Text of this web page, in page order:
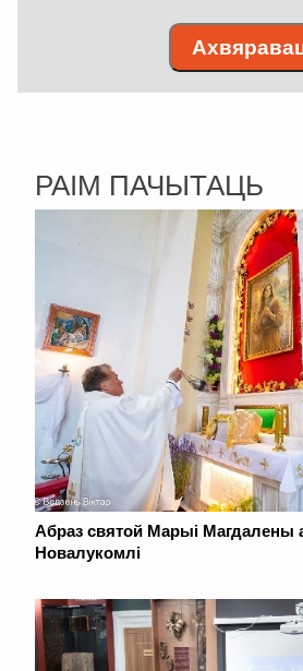
РАІМ ПАЧЫТАЦЬ
Абраз святой Марыі Магдалены
Новалукомлі